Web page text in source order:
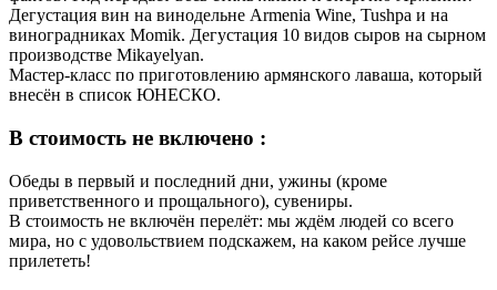
Дегустация вин на винодельне Armenia Wine, Tushpa и на
виноградниках Momik. Дегустация 10 видов сыров на сырном
производстве Mikayelyan.
Мастер-класс по приготовлению армянского лаваша, который
внесён в список ЮНЕСКО.
В стоимость не включено :
Обеды в первый и последний дни, ужины (кроме
приветственного и прощального), сувениры.
В стоимость не включён перелёт: мы ждём людей со всего
мира, но с удовольствием подскажем, на каком рейсе лучше
прилететь!